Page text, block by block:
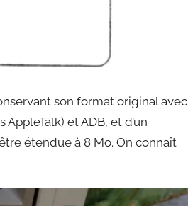
son format original avec
et ADB, et d’un
étendue à 8 Mo. On connaît